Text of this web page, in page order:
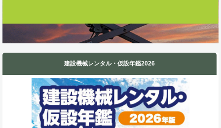
建設機械レンタル・仮設年鑑2026